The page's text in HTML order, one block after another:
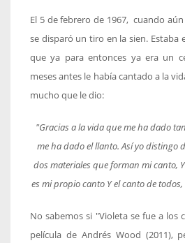
El 5 de febrero de 1967, cuando
se disparó un tiro en la sien. Estaba
que ya para entonces ya era un
meses antes le había cantado a la
mucho que le dio:
"Gracias a la vida que me ha dado
me ha dado el llanto.Así yo distingo
dos materiales que forman mi canto,
es mi propio canto Y el canto de
No sabemos si "Violeta se fue a los
película de Andrés Wood (2011),